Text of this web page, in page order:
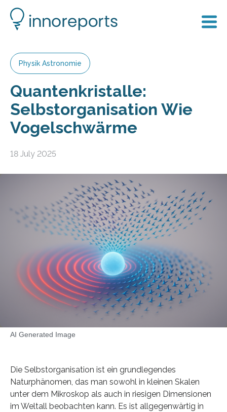
Physik Astronomie
Quantenkristalle:
Selbstorganisation Wie
Vogelschwärme
18 July 2025
AI Generated Image
Die Selbstorganisation ist ein grundlegendes
Naturphänomen, das man sowohl in kleinen Skalen
unter dem Mikroskop als auch in riesigen Dimensionen
im Weltall beobachten kann. Es ist allgegenwärtig in